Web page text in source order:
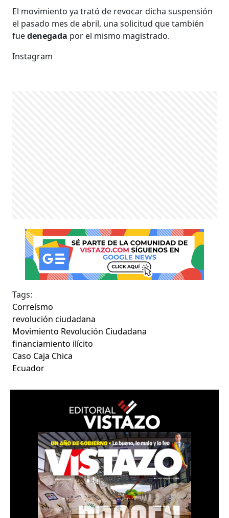
El movimiento ya trató de revocar dicha suspensión
el pasado mes de abril, una solicitud que también
fuedenegada por el mismo magistrado.
Instagram
Tags:
Correísmo
revolución ciudadana
Movimiento Revolución Ciudadana
financiamiento ilícito
Caso Caja Chica
Ecuador